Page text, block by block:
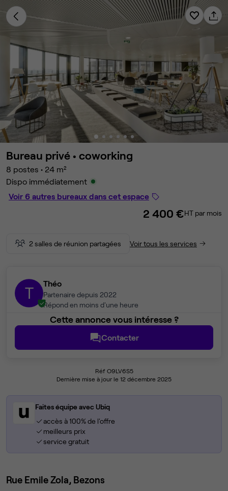
Bureau privé • coworking
8 postes • 24 m²
Dispo immédiatement
Voir 6 autres bureaux dans cet espace
2 400 €HT par mois
2 salles de réunion partagées Voir tous les services
T Théo
Partenaire depuis 2022
Répond en moins d'une heure
Cette annonce vous intéresse ?
Contacter
Réf O9LV6S5
Dernière mise à jour le 12 décembre 2025
Faites équipe avec Ubiq
accès à 100% de l'offre
meilleurs prix
service gratuit
Rue Emile Zola, Bezons